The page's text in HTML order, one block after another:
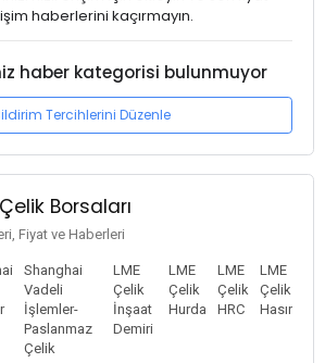
haberlerini kaçırmayın.
haber kategorisi bulunmuyor
Tercihlerini Düzenle
Borsaları
Fiyat ve Haberleri
Shanghai
Vadeli
İşlemler-
Paslanmaz
Çelik
LME
Çelik
İnşaat
Demiri
LME
Çelik
Hurda
LME
Çelik
HRC
LME
Çelik
Hasır